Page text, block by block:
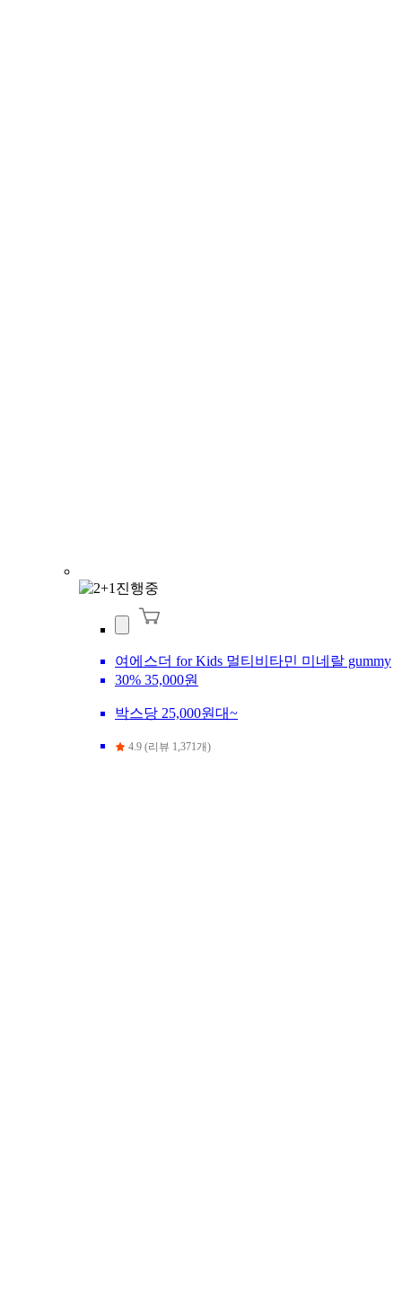
여에스더 for Kids 멀티비타민 미네랄 gummy
30% 35,000원
박스당 25,000원대~
4.9 (리뷰 1,371개)